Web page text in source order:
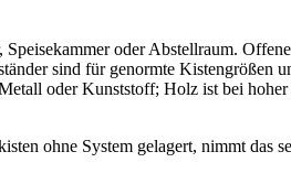
oder Abstellraum.
sind für genormte Kistengrößen
oder Kunststoff; Holz ist bei
ohne System gelagert, nimmt das